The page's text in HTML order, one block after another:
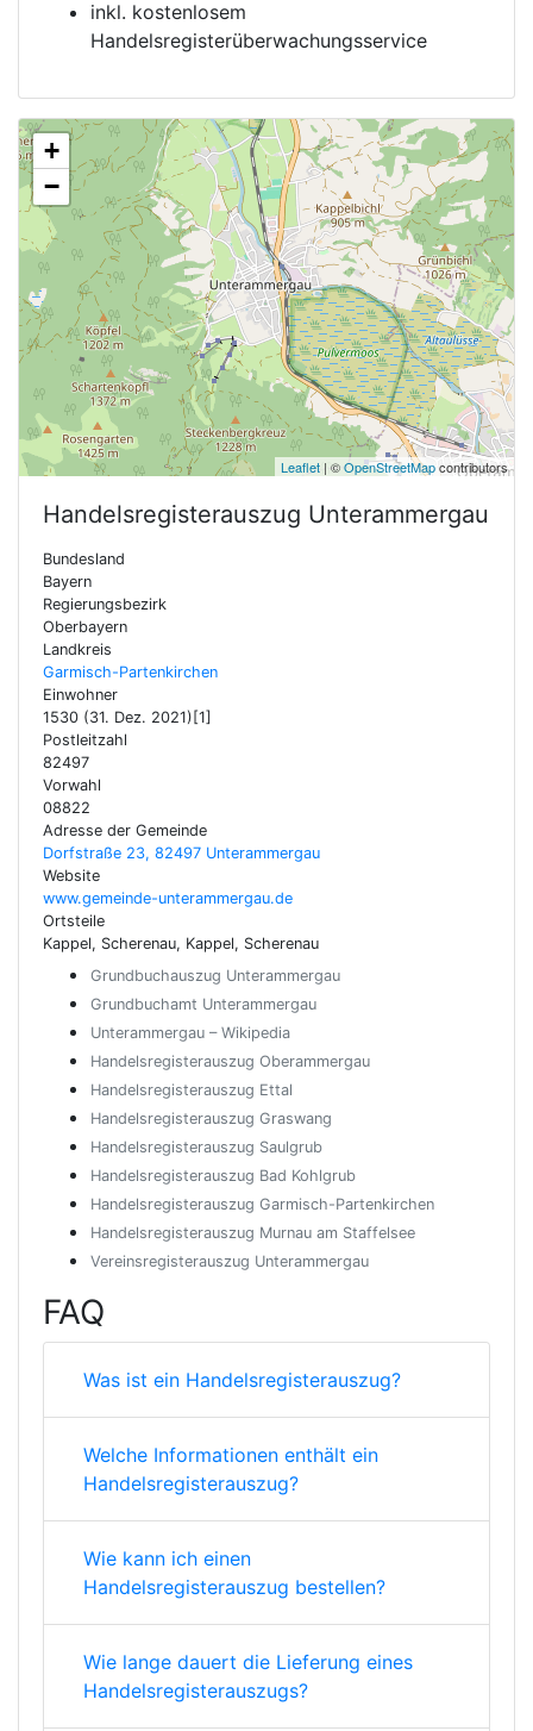
inkl. kostenlosem
Handelsregisterüberwachungsservice
+
−
Leaflet | ©OpenStreetMapcontributors
Handelsregisterauszug Unterammergau
Bundesland
Bayern
Regierungsbezirk
Oberbayern
Landkreis
Garmisch-Partenkirchen
Einwohner
1530 (31. Dez. 2021)[1]
Postleitzahl
82497
Vorwahl
08822
Adresse der Gemeinde
Dorfstraße 23, 82497 Unterammergau
Website
www.gemeinde-unterammergau.de
Ortsteile
Kappel, Scherenau, Kappel, Scherenau
Grundbuchauszug Unterammergau
Grundbuchamt Unterammergau
Unterammergau – Wikipedia
Handelsregisterauszug Oberammergau
Handelsregisterauszug Ettal
Handelsregisterauszug Graswang
Handelsregisterauszug Saulgrub
Handelsregisterauszug Bad Kohlgrub
Handelsregisterauszug Garmisch-Partenkirchen
Handelsregisterauszug Murnau am Staffelsee
Vereinsregisterauszug Unterammergau
FAQ
Was ist ein Handelsregisterauszug?
Welche Informationen enthält ein
Handelsregisterauszug?
Wie kann ich einen
Handelsregisterauszug bestellen?
Wie lange dauert die Lieferung eines
Handelsregisterauszugs?